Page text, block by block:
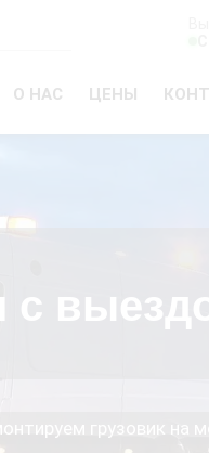
О НАС ЦЕНЫ
с
грузовик на